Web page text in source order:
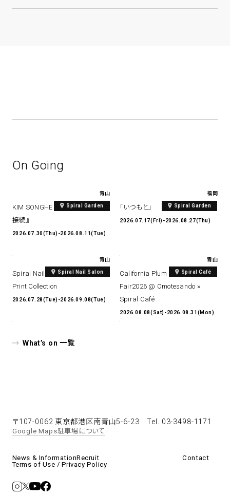
On Going
青山
Spiral Garden
KIM SONGHE EXHIBITION 『愛と
接続』
2026.07.30(Thu)-2026.08.11(Tue)
福岡
Spiral Garden
「いつもと」
2026.07.17(Fri)-2026.08.27(Thu)
青山
Spiral Nail Salon
Spiral Nail Salon Art #14 Spiral
Print Collection
2026.07.28(Tue)-2026.09.08(Tue)
青山
Spiral Café
California Plum & Nectarine
Fair2026 @ Omotesando ×
Spiral Café
2026.08.08(Sat)-2026.08.31(Mon)
What’s on 一覧
〒107-0062 東京都港区南青山5-6-23Tel. 03-3498-1171
Google Maps駐車場について
News & InformationRecruit
Contact
Terms of Use / Privacy Policy